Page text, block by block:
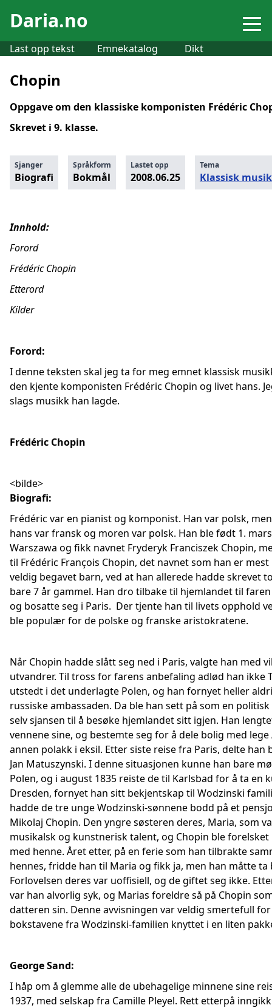
Daria.no
Last opp tekst Emnekatalog Dikt
Chopin
Oppgave om den klassiske komponisten Frédéric
Skrevet i 9. klasse.
Sjanger
Biografi
Språkform
Bokmål
Lastet opp
2008.06.25
Tema
Klassisk
Innhold:
Forord
Frédéric Chopin
Etterord
Kilder
Forord:
I denne teksten skal jeg ta for meg emnet klassisk
den kjente komponisten Frédéric Chopin og livet hans.
slags musikk han lagde.
Frédéric Chopin
<bilde>
Biografi:
Frédéric var en pianist og komponist. Han var polsk,
hans var fransk og moren var polsk. Han ble født 1.
Warszawa og fikk navnet Fryderyk Franciszek Chopin,
til Frédéric François Chopin, det navnet som han er
veldig begavet barn, ved at han allerede hadde skrevet
bare 7 år gammel. Han dro tilbake til hjemlandet til
og bosatte seg i Paris. Der tjente han til livets opphold
ble populær for de polske og franske aristokratene.
Når Chopin hadde slått seg ned i Paris, valgte han med
utvandrer. Til tross for farens anbefaling adlød han ikke
utstedt i det underlagte Polen, og han fornyet heller
russiske ambassaden. Da ble han sett på som en
selv sjansen til å besøke hjemlandet sitt igjen. Han
vennene sine, og bestemte seg for å dele bolig med
annen polakk i eksil. Etter siste reise fra Paris, delte han
Jan Matuszynski. I denne situasjonen kunne han bare
Polen, og i august 1835 reiste de til Karlsbad for å ta en
Dresden, fornyet han sitt bekjentskap til Wodzinski
hadde de tre unge Wodzinski-sønnene bodd på et
Mikolaj Chopin. Den yngre søsteren deres, Maria, som
musikalsk og kunstnerisk talent, og Chopin ble
med henne. Året etter, på en ferie som han tilbrakte
hennes, fridde han til Maria og fikk ja, men han måtte ta
Forlovelsen deres var uoffisiell, og de giftet seg ikke.
var han alvorlig syk, og Marias foreldre så på Chopin
datteren sin. Denne avvisningen var veldig smertefull
bokstavene fra Wodzinski-familien knyttet i en liten
George Sand:
I håp om å glemme alle de ubehagelige minnene sine
1937, med selskap fra Camille Pleyel. Rett etterpå